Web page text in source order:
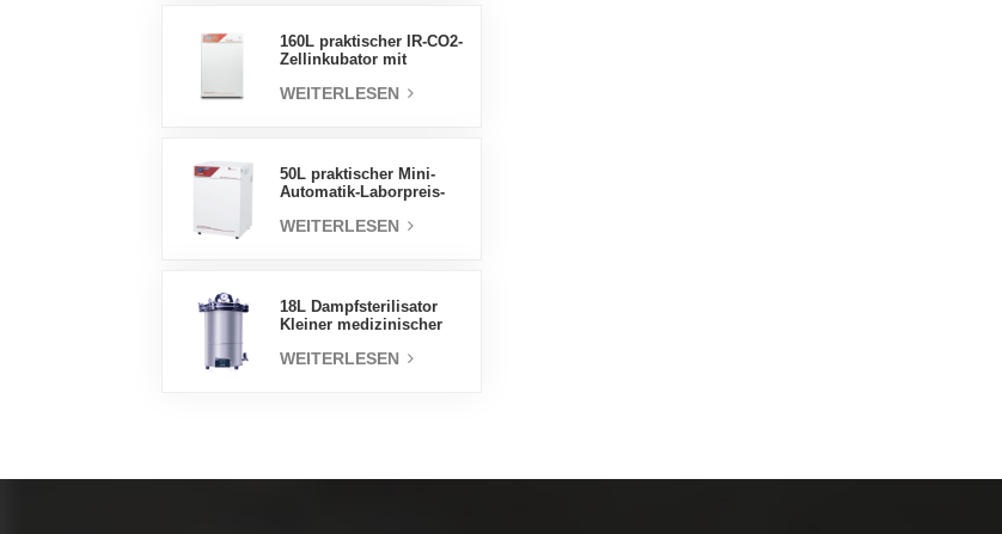
160L praktischer IR-CO2-
Zellinkubator mit
professionelle Fabrik-
WEITERLESEN
50L praktischer Mini-
Automatik-Laborpreis-
WEITERLESEN
18L Dampfsterilisator
Kleiner medizinischer
Autoklav
WEITERLESEN